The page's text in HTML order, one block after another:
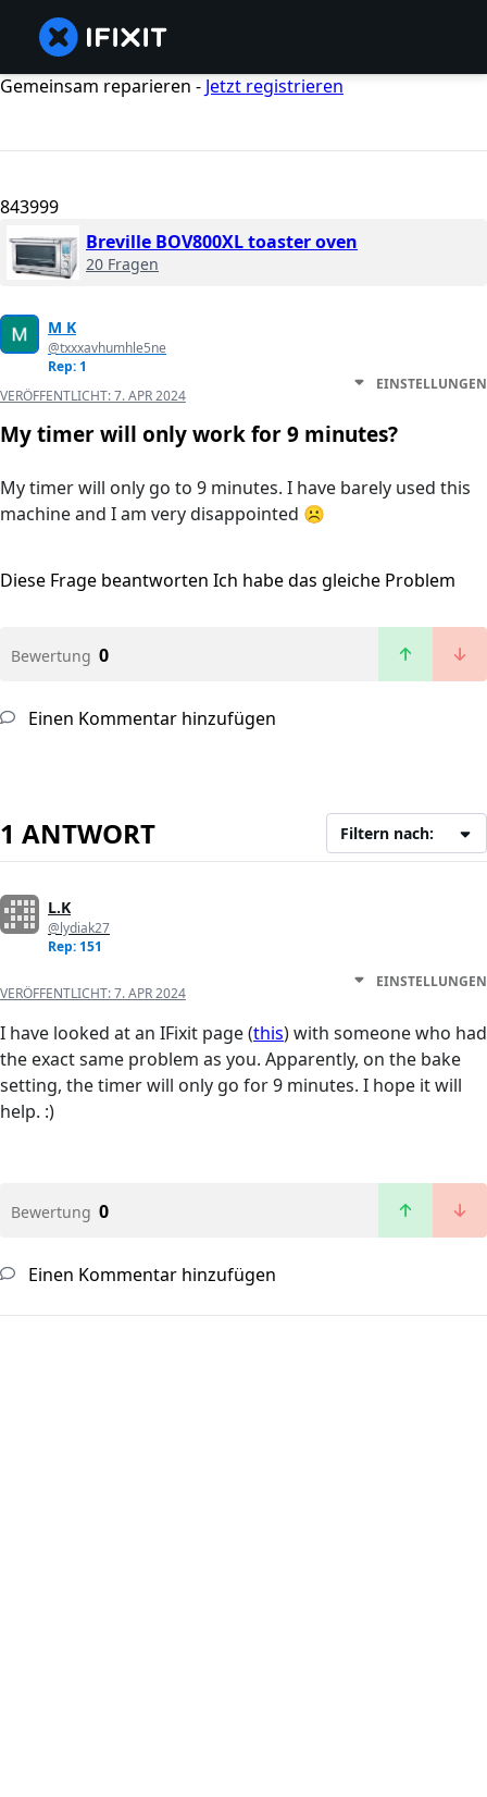
Gemeinsam reparieren - Jetzt registrieren
843999
Breville BOV800XL toaster oven
20 Fragen
M K
@txxxavhumhle5ne
Rep: 1
VERÖFFENTLICHT:7. APR 2024
EINSTELLUNGEN
My timer will only work for 9 minutes?
My timer will only go to 9 minutes. I have barely used this
machine and I am very disappointed ☹️
Diese Frage beantworten Ich habe das gleiche Problem
Bewertung 0
Einen Kommentar hinzufügen
1 ANTWORT Filtern nach:
L.K
@lydiak27
Rep: 151
VERÖFFENTLICHT:7. APR 2024
EINSTELLUNGEN
I have looked at an IFixit page (this) with someone who had
the exact same problem as you. Apparently, on the bake
setting, the timer will only go for 9 minutes. I hope it will
help. :)
Bewertung 0
Einen Kommentar hinzufügen